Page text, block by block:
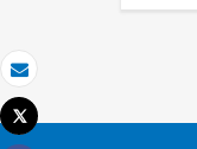
Email
Imprimir
Tweet